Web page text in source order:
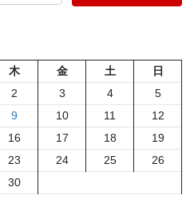
木 金 土
日
2 3 4
5
9 10 11
12
16 17 18
19
23 24 25
26
30